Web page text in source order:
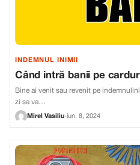
INDEMNUL INIMII
Când intră banii pe
Bine ai venit sau revenit pe
zi sa va…
Mirel Vasiliu ·iun. 8, 2024